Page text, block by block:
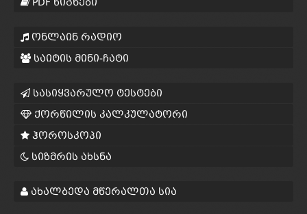
ონლაინ რადიო
საიტის მინი-ჩატი
სასიყვარულო ტესტები
ქორწილის კალკულატორი
ჰოროსკოპი
სიზმრის ახსნა
ახალბედა მწერალთა სია